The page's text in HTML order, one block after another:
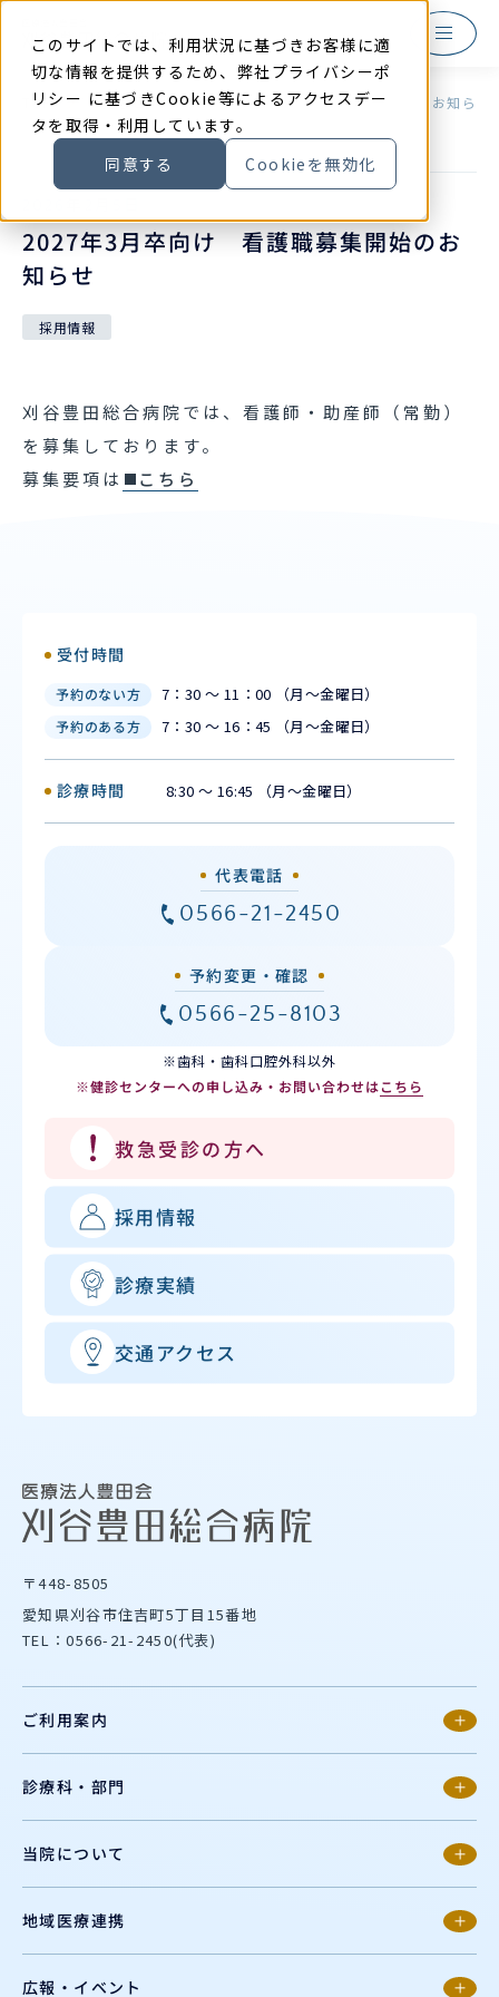
このサイトでは、利用状況に基づきお客様に適
切な情報を提供するため、弊社プライバシーポ
リシー に基づきCookie等によるアクセスデー
タを取得・利用しています。
同意する
Cookieを無効化
本
TOP お知らせ 2027年3月卒向け 看護職募集開始のお知らせ
2027年3月卒向け 看護職募集開始のお
知らせ
採用情報
刈谷豊田総合病院では、看護師・助産師（常勤）
を募集しております。
募集要項は
こちら
受付時間
予約のない方 7：30 ～ 11：00 （月〜金曜日）
予約のある方 7：30 ～ 16：45 （月〜金曜日）
診療時間 8:30 ～ 16:45 （月〜金曜日）
代表電話
0566-21-2450
予約変更・確認
0566-25-8103
※歯科・歯科口腔外科以外
※健診センターへの申し込み・お問い合わせはこちら
救急受診の方へ
採用情報
診療実績
交通アクセス
〒448-8505
愛知県刈谷市住吉町5丁目15番地
TEL：0566-21-2450(代表)
ご利用案内
診療科・部門
当院について
地域医療連携
広報・イベント